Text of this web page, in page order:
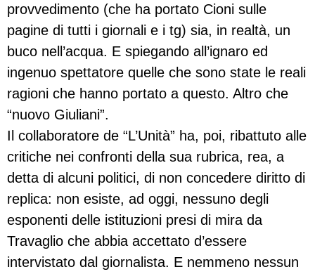
provvedimento (che ha portato Cioni sulle
pagine di tutti i giornali e i tg) sia, in realtà, un
buco nell’acqua. E spiegando all’ignaro ed
ingenuo spettatore quelle che sono state le reali
ragioni che hanno portato a questo. Altro che
“nuovo Giuliani”.
Il collaboratore de “L’Unità” ha, poi, ribattuto alle
critiche nei confronti della sua rubrica, rea, a
detta di alcuni politici, di non concedere diritto di
replica: non esiste, ad oggi, nessuno degli
esponenti delle istituzioni presi di mira da
Travaglio che abbia accettato d’essere
intervistato dal giornalista. E nemmeno nessun